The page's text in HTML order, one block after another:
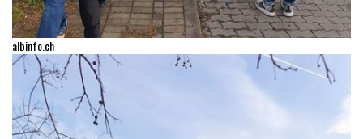
albinfo.ch